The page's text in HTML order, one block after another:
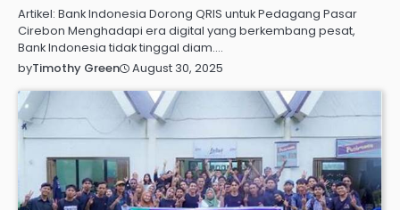
Artikel: Bank Indonesia Dorong QRIS untuk Pedagang Pasar
Cirebon Menghadapi era digital yang berkembang pesat,
Bank Indonesia tidak tinggal diam.…
byTimothy Green August 30, 2025